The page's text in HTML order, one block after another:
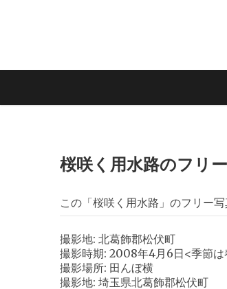
桜咲く用水路のフリ
この「桜咲く用水路」のフリー
撮影地: 北葛飾郡松伏町
撮影時期: 2008年4月6日<季節は
撮影場所: 田んぼ横
撮影地: 埼玉県北葛飾郡松伏町